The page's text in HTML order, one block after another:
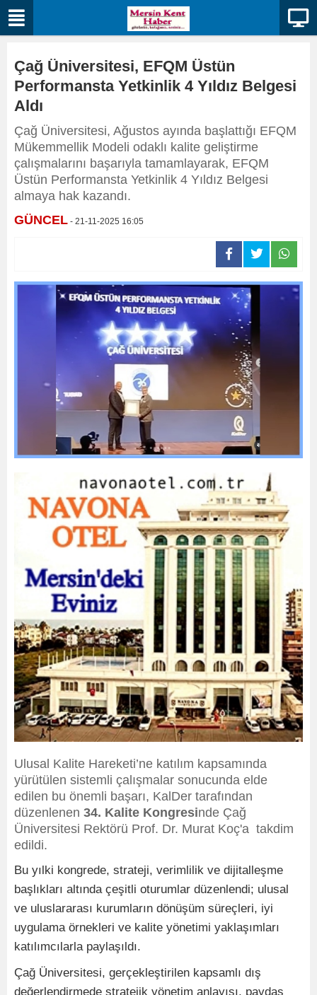
Çağ Üniversitesi, EFQM Üstün
Performansta Yetkinlik 4 Yıldız Belgesi
Aldı
Çağ Üniversitesi, Ağustos ayında başlattığı EFQM
Mükemmellik Modeli odaklı kalite geliştirme
çalışmalarını başarıyla tamamlayarak, EFQM
Üstün Performansta Yetkinlik 4 Yıldız Belgesi
almaya hak kazandı.
GÜNCEL - 21-11-2025 16:05
Ulusal Kalite Hareketi’ne katılım kapsamında
yürütülen sistemli çalışmalar sonucunda elde
edilen bu önemli başarı, KalDer tarafından
düzenlenen 34. Kalite Kongresinde Çağ
Üniversitesi Rektörü Prof. Dr. Murat Koç'a takdim
edildi.
Bu yılki kongrede, strateji, verimlilik ve dijitalleşme
başlıkları altında çeşitli oturumlar düzenlendi; ulusal
ve uluslararası kurumların dönüşüm süreçleri, iyi
uygulama örnekleri ve kalite yönetimi yaklaşımları
katılımcılarla paylaşıldı.
Çağ Üniversitesi, gerçekleştirilen kapsamlı dış
değerlendirmede stratejik yönetim anlayışı, paydaş